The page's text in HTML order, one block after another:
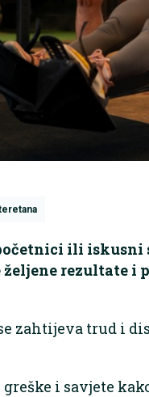
ili iskusni
rezultate i
zahtijeva trud i
i savjete